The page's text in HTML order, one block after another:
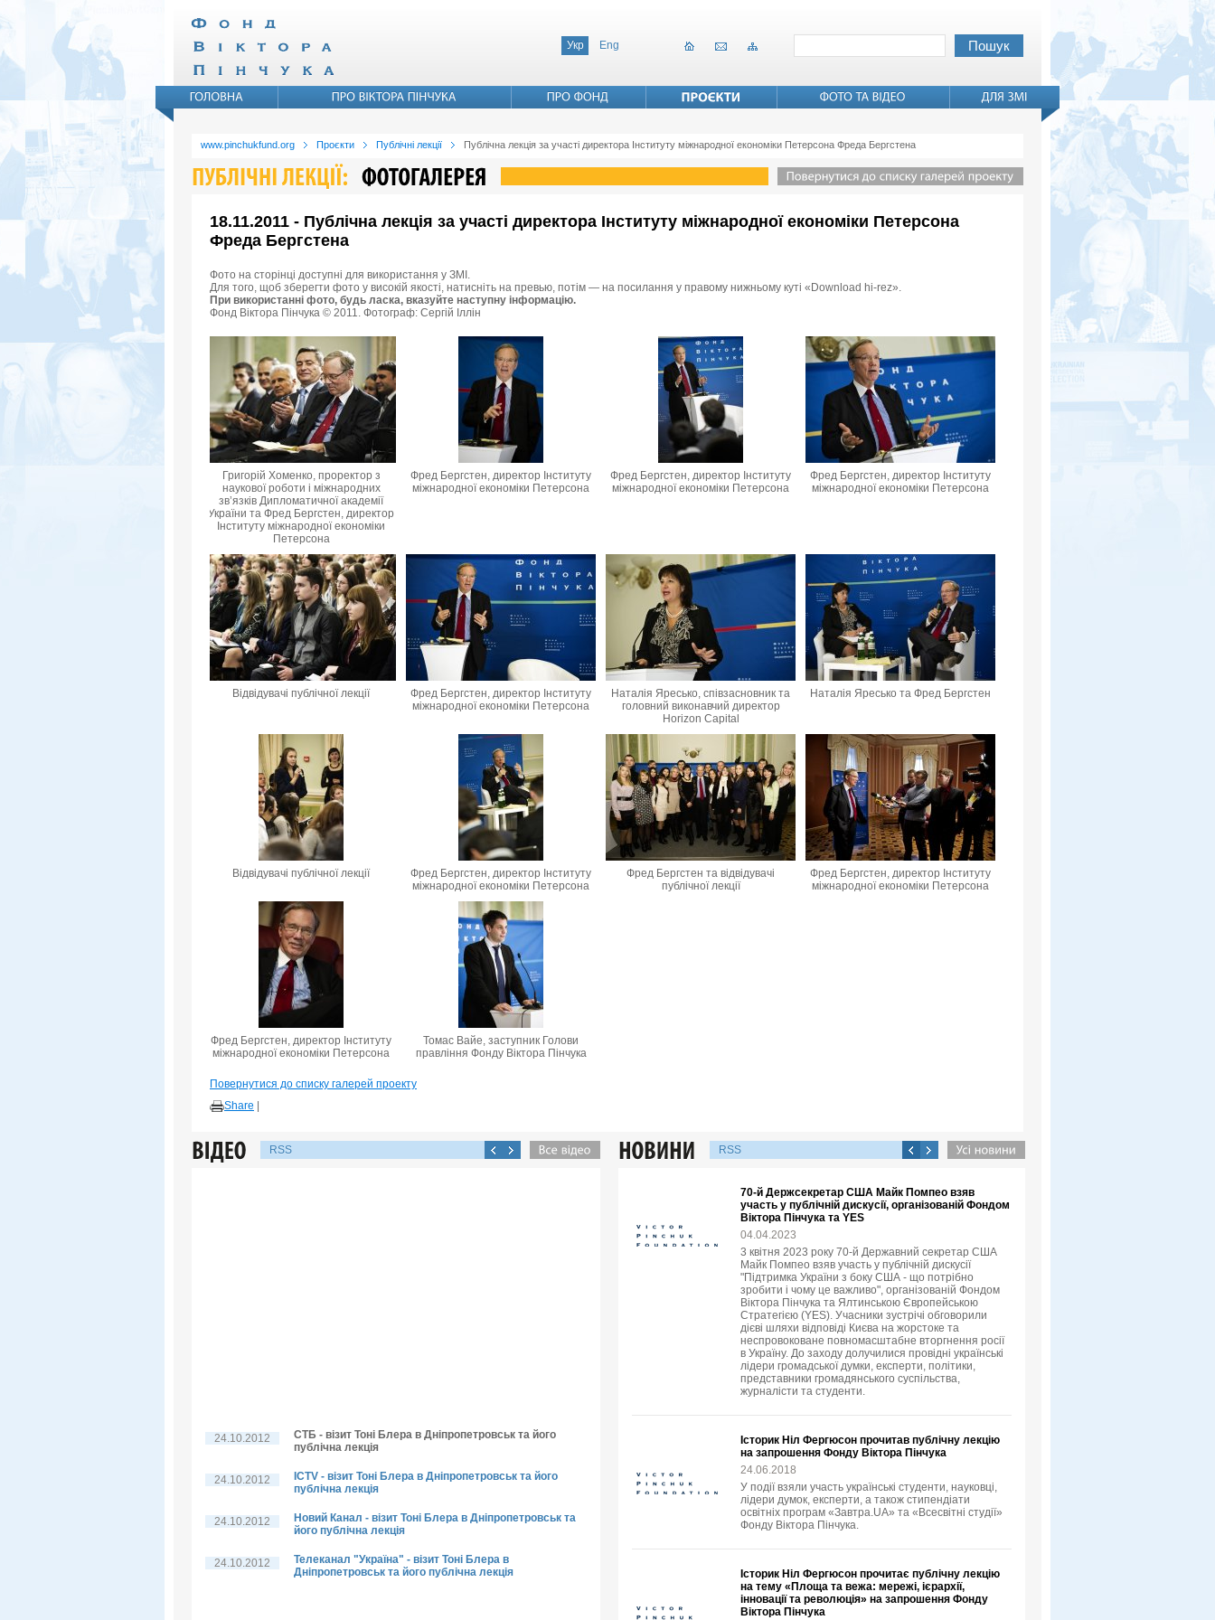
Укр Eng
www.pinchukfund.org Проєкти Публічні лекції Публічна лекція за участі директора Інституту міжнародної економіки Петерсона Фреда Бергстена
18.11.2011 - Публічна лекція за участі директора Інституту міжнародної економіки Петерсона
Фреда Бергстена
Фото на сторінці доступні для використання у ЗМІ.
Для того, щоб зберегти фото у високій якості, натисніть на превью, потім — на посилання у правому нижньому куті «Download hi-rez».
При використанні фото, будь ласка, вказуйте наступну інформацію.
Фонд Віктора Пінчука © 2011. Фотограф: Сергій Іллін
Григорій Хоменко, проректор з
наукової роботи і міжнародних
зв’язків Дипломатичної академії
України та Фред Бергстен, директор
Інституту міжнародної економіки
Петерсона
Фред Бергстен, директор Інституту
міжнародної економіки Петерсона
Фред Бергстен, директор Інституту
міжнародної економіки Петерсона
Фред Бергстен, директор Інституту
міжнародної економіки Петерсона
Відвідувачі публічної лекції
Фред Бергстен, директор Інституту
міжнародної економіки Петерсона
Наталія Яресько, співзасновник та
головний виконавчий директор
Horizon Capital
Наталія Яресько та Фред Бергстен
Відвідувачі публічної лекції
Фред Бергстен, директор Інституту
міжнародної економіки Петерсона
Фред Бергстен та відвідувачі
публічної лекції
Фред Бергстен, директор Інституту
міжнародної економіки Петерсона
Фред Бергстен, директор Інституту
міжнародної економіки Петерсона
Томас Вайе, заступник Голови
правління Фонду Віктора Пінчука
Повернутися до списку галерей проекту
Share
RSS
24.10.2012
СТБ - візит Тоні Блера в Дніпропетровськ та його
публічна лекція
24.10.2012
ICTV - візит Тоні Блера в Дніпропетровськ та його
публічна лекція
24.10.2012
Новий Канал - візит Тоні Блера в Дніпропетровськ та
його публічна лекція
24.10.2012
Телеканал "Україна" - візит Тоні Блера в
Дніпропетровськ та його публічна лекція
RSS
70-й Держсекретар США Майк Помпео взяв
участь у публічній дискусії, організованій Фондом
Віктора Пінчука та YES
04.04.2023
3 квітня 2023 року 70-й Державний секретар США
Майк Помпео взяв участь у публічній дискусії
"Підтримка України з боку США - що потрібно
зробити і чому це важливо", організованій Фондом
Віктора Пінчука та Ялтинською Європейською
Стратегією (YES). Учасники зустрічі обговорили
дієві шляхи відповіді Києва на жорстоке та
неспровоковане повномасштабне вторгнення росії
в Україну. До заходу долучилися провідні українські
лідери громадської думки, експерти, політики,
представники громадянського суспільства,
журналісти та студенти.
Історик Ніл Фергюсон прочитав публічну лекцію
на запрошення Фонду Віктора Пінчука
24.06.2018
У події взяли участь українські студенти, науковці,
лідери думок, експерти, а також стипендіати
освітніх програм «Завтра.UA» та «Всесвітні студії»
Фонду Віктора Пінчука.
Історик Ніл Фергюсон прочитає публічну лекцію
на тему «Площа та вежа: мережі, ієрархії,
інновації та революція» на запрошення Фонду
Віктора Пінчука